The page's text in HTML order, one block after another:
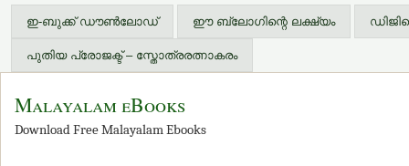
ഇ-ബുക്ക് ഡൗണ്‍ലോഡ് ഈ ബ്ലോഗിന്റെ ലക്ഷ്യം
പുതിയ പ്രോജക്ട് – സ്തോത്രരത്നാകരം
Malayalam eBooks
Download Free Malayalam Ebooks